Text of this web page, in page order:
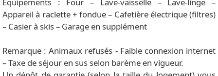
Appareil à raclette + fondue – Cafetière électrique (filtres)
– Casier à skis – Garage en supplément
Remarque : Animaux refusés - Faible connexion internet
– Taxe de séjour en sus selon barème en vigueur.